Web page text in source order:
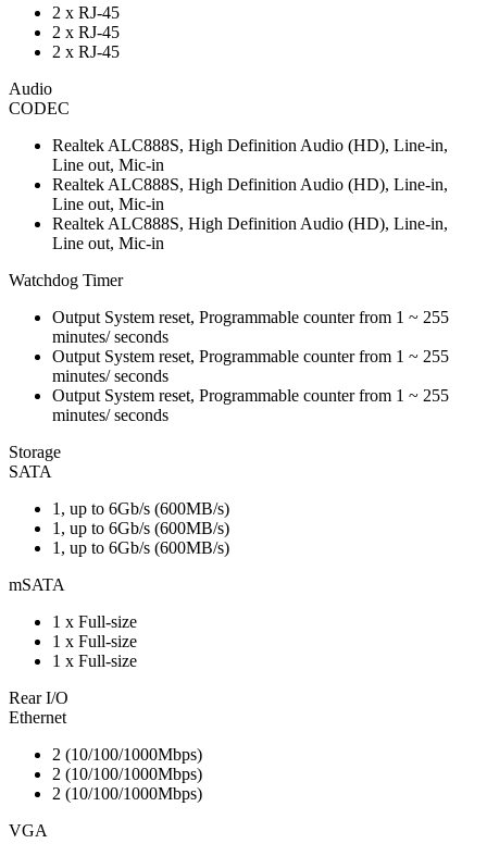
2 x RJ-45
2 x RJ-45
2 x RJ-45
Audio
CODEC
Realtek ALC888S, High Definition Audio (HD), Line-in,
Line out, Mic-in
Realtek ALC888S, High Definition Audio (HD), Line-in,
Line out, Mic-in
Realtek ALC888S, High Definition Audio (HD), Line-in,
Line out, Mic-in
Watchdog Timer
Output System reset, Programmable counter from 1 ~ 255
minutes/ seconds
Output System reset, Programmable counter from 1 ~ 255
minutes/ seconds
Output System reset, Programmable counter from 1 ~ 255
minutes/ seconds
Storage
SATA
1, up to 6Gb/s (600MB/s)
1, up to 6Gb/s (600MB/s)
1, up to 6Gb/s (600MB/s)
mSATA
1 x Full-size
1 x Full-size
1 x Full-size
Rear I/O
Ethernet
2 (10/100/1000Mbps)
2 (10/100/1000Mbps)
2 (10/100/1000Mbps)
VGA